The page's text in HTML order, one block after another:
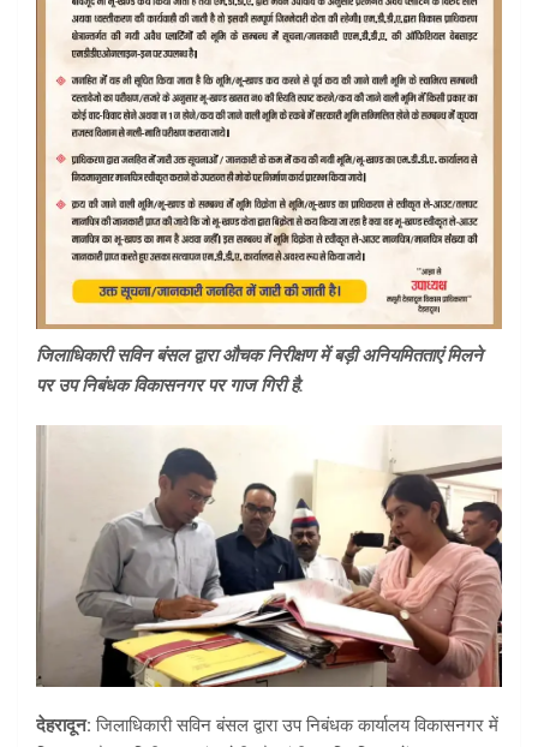
जिलाधिकारी सविन बंसल द्वारा औचक निरीक्षण में बड़ी अनियमितताएं मिलने
पर उप निबंधक विकासनगर पर गाज गिरी है.
देहरादून:जिलाधिकारी सविन बंसल द्वारा उप निबंधक कार्यालय विकासनगर में